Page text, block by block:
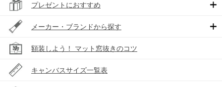
プレゼントにおすすめ
メーカー・ブランドから探す
額装しよう！ マット窓抜きのコツ
キャンバスサイズ一覧表